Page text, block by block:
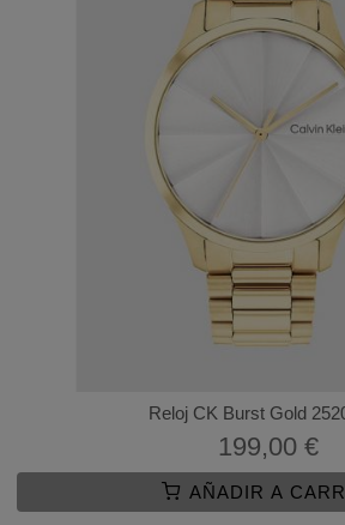
Reloj CK Burst Gold
199,00 €
AÑADIR A